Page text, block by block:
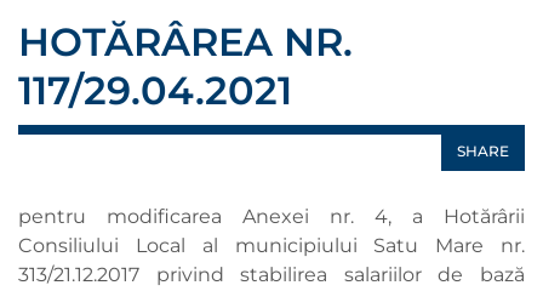
HOTĂRÂREA NR.
117/29.04.2021
SHARE
pentru modificarea Anexei nr. 4, a Hotărârii
Consiliului Local al municipiului Satu Mare nr.
313/21.12.2017 privind stabilirea salariilor de bază